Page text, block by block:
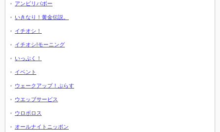
アンビリバボー
いきなり！黄金伝説。
イチオシ！
イチオシ!モーニング
いっぷく！
イベント
ウェークアップ！ぷらす
ウエッブサービス
ウロボロス
オールナイトニッポン